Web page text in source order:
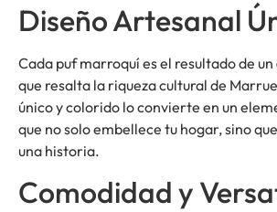
Diseño Artesanal
Cada puf marroquí es el resultado de un
que resalta la riqueza cultural de
único y colorido lo convierte en un
que no solo embellece tu hogar, sino
una historia.
Comodidad y